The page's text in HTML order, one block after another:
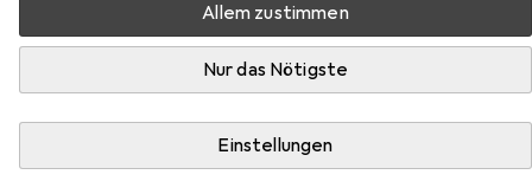
Allem zustimmen
Nur das Nötigste
Einstellungen
Relevanz